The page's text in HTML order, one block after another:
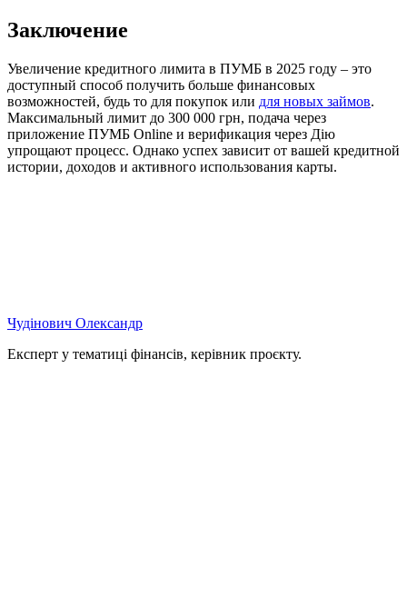
Заключение
Увеличение кредитного лимита в ПУМБ в 2025 году – это
доступный способ получить больше финансовых
возможностей, будь то для покупок или для новых займов.
Максимальный лимит до 300 000 грн, подача через
приложение ПУМБ Online и верификация через Дію
упрощают процесс. Однако успех зависит от вашей кредитной
истории, доходов и активного использования карты.
Чудінович Олександр
Експерт у тематиці фінансів, керівник проєкту.